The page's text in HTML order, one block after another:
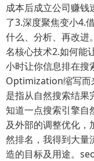
成本后成立公司赚钱
了3.深度聚焦变小4.
什么、分析、再改进
名核心技术2.如何能
小时让你信息排在搜
Optimization缩写而
是指从自然搜索结果
知道一点搜索引擎自
及外部的调整优化，
然排名，我得到大量
造的目标及用途。